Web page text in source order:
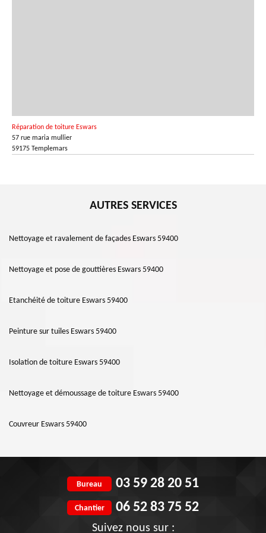
Réparation de toiture Eswars
57 rue maria mullier
59175 Templemars
AUTRES SERVICES
Nettoyage et ravalement de façades Eswars 59400
Nettoyage et pose de gouttières Eswars 59400
Etanchéité de toiture Eswars 59400
Peinture sur tuiles Eswars 59400
Isolation de toiture Eswars 59400
Nettoyage et démoussage de toiture Eswars 59400
Couvreur Eswars 59400
Bureau 03 59 28 20 51
Chantier 06 52 83 75 52
Suivez nous sur :